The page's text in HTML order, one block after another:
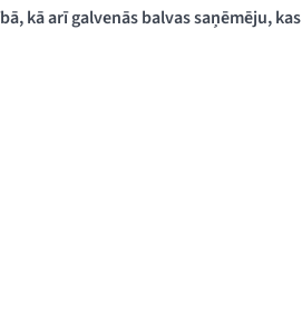
kā arī galvenās balvas saņēmēju, kas